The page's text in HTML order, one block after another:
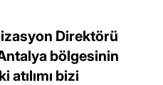
Direktörü
bölgesinin
bizi